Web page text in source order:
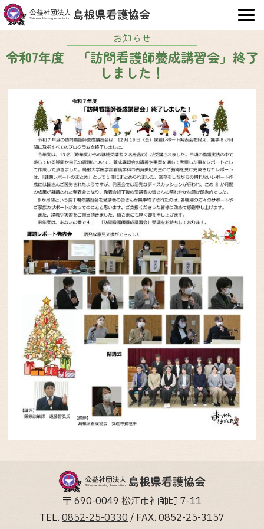
お知らせ
令和7年度 「訪問看護師養成講習会」終了
しました！
〒 690-0049 松江市袖師町 7-11
TEL. 0852-25-0330/ FAX. 0852-25-3157